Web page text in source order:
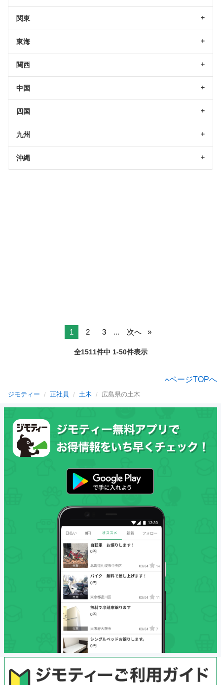
関東
東海
関西
中国
四国
九州
沖縄
1 2 3 ... 次へ
全1511件中 1-50件表示
ページTOPへ
ジモティー 正社員 土木 広島県の土木